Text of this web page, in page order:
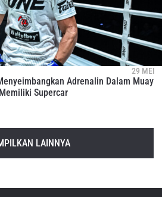
29 MEI
Adrenalin Dalam Muay
Supercar
LAINNYA